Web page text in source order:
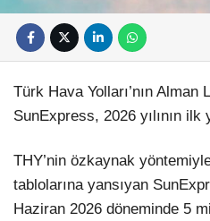
Türk Hava Yolları’nın
SunExpress, 2026 yılının ilk
THY’nin özkaynak
tablolarına yansıyan
Haziran 2026 döneminde 5